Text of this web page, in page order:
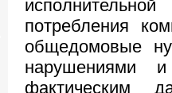
потребления
общедомовые
нарушениями
фактическим